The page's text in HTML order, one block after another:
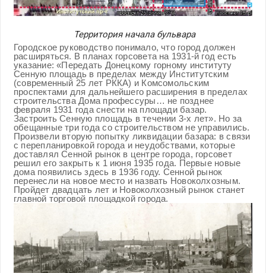
Территория начала бульвара
Городское руководство понимало, что город должен
расширяться. В планах горсовета на 1931-й год есть
указание: «Передать Донецкому горному институту
Сенную площадь в пределах между Институтским
(современный 25 лет РККА) и Комсомольским
проспектами для дальнейшего расширения в пределах
строительства Дома профессуры… не позднее
февраля 1931 года снести на площади базар.
Застроить Сенную площадь в течении 3-х лет». Но за
обещанные три года со строительством не управились.
Произвели вторую попытку ликвидации базара: в связи
с перепланировкой города и неудобствами, которые
доставлял Сенной рынок в центре города, горсовет
решил его закрыть к 1 июня 1935 года. Первые новые
дома появились здесь в 1936 году. Сенной рынок
перенесли на новое место и назвать Новоколхозным.
Пройдет двадцать лет и Новоколхозный рынок станет
главной торговой площадкой города.